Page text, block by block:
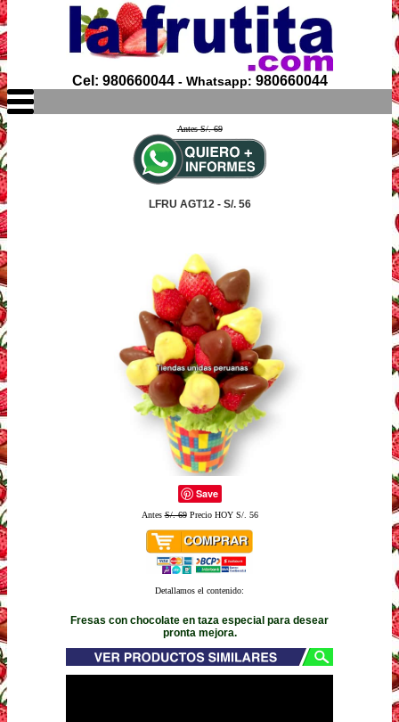
Cel: 980660044- Whatsapp: 980660044
Antes S/. 69
LFRU AGT12 - S/. 56
Save
AntesS/. 69Precio HOY S/. 56
Detallamos el contenido:
Fresas con chocolate en taza especial para desear
pronta mejora.